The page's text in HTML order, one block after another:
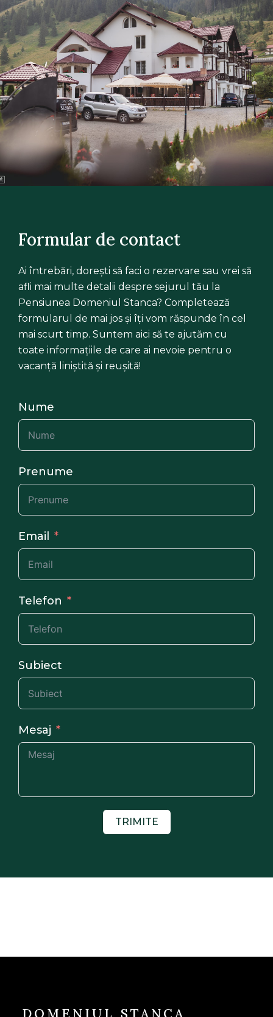
Formular de contact
Ai întrebări, dorești să faci o rezervare sau vrei să
afli mai multe detalii despre sejurul tău la
Pensiunea Domeniul Stanca? Completează
formularul de mai jos și îți vom răspunde în cel
mai scurt timp. Suntem aici să te ajutăm cu
toate informațiile de care ai nevoie pentru o
vacanță liniștită și reușită!
Nume
Prenume
Email
Telefon
Subiect
Mesaj
TRIMITE
DOMENIUL STANCA